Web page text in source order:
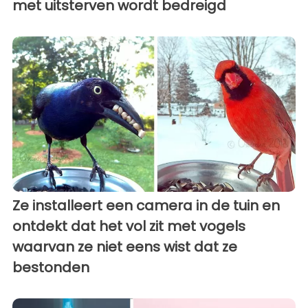
met uitsterven wordt bedreigd
Ze installeert een camera in de tuin en
ontdekt dat het vol zit met vogels
waarvan ze niet eens wist dat ze
bestonden